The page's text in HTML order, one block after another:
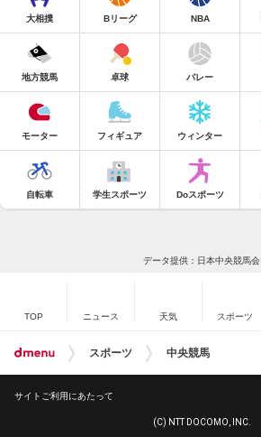
大相撲 Bリーグ NBA
地方競馬 卓球 バレー
モーター フィギュア ウィンター
自転車 学生スポーツ Doスポーツ
データ提供：日本中央競馬会
TOP ニュース 天気 スポーツ
スポーツ 中央競馬
サイトご利用にあたって
(C) NTT DOCOMO, INC.